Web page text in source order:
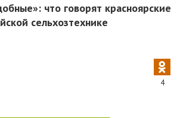
что говорят красноярские
сельхозтехнике
4